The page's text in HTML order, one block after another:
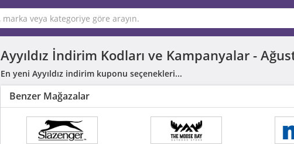
Ayyıldız İndirim Kodları ve Kampanyalar -
En yeni Ayyıldız indirim kuponu seçenekleri...
Benzer Mağazalar